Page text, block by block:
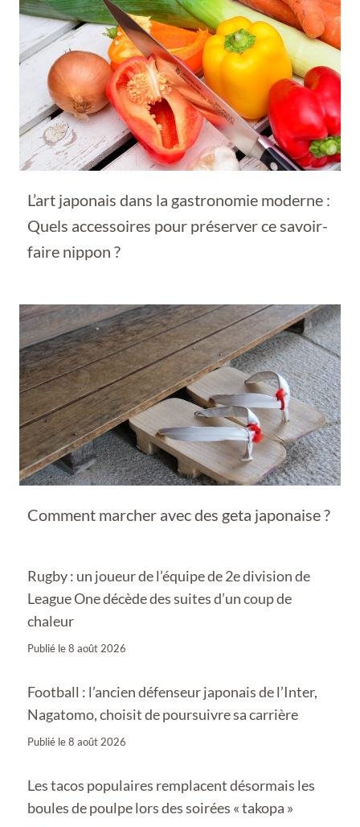
L’art japonais dans la gastronomie moderne :
Quels accessoires pour préserver ce savoir-
faire nippon ?
Comment marcher avec des geta japonaise ?
Rugby : un joueur de l’équipe de 2e division de
League One décède des suites d’un coup de
chaleur
Publié le8 août 2026
Football : l’ancien défenseur japonais de l’Inter,
Nagatomo, choisit de poursuivre sa carrière
Publié le8 août 2026
Les tacos populaires remplacent désormais les
boules de poulpe lors des soirées « takopa »